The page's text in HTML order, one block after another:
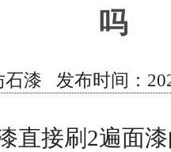
吗
石漆 发布时间：
直接刷2遍面